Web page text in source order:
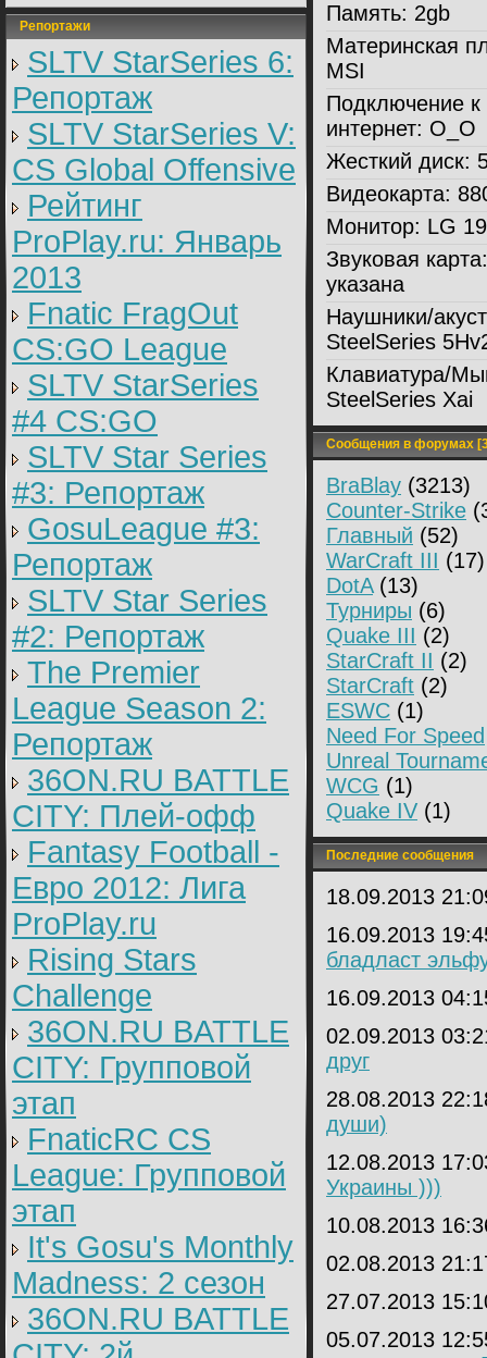
Репортажи
SLTV StarSeries 6:
Репортаж
SLTV StarSeries V:
CS Global Offensive
Рейтинг
ProPlay.ru: Январь
2013
Fnatic FragOut
CS:GO League
SLTV StarSeries
#4 CS:GO
SLTV Star Series
#3: Репортаж
GosuLeague #3:
Репортаж
SLTV Star Series
#2: Репортаж
The Premier
League Season 2:
Репортаж
36ON.RU BATTLE
CITY: Плей-офф
Fantasy Football -
Евро 2012: Лига
ProPlay.ru
Rising Stars
Challenge
36ON.RU BATTLE
CITY: Групповой
этап
FnaticRC CS
League: Групповой
этап
It's Gosu's Monthly
Madness: 2 сезон
36ON.RU BATTLE
Память: 2gb
Материнская
MSI
Подключение к
интернет: O_O
Жесткий диск:
Видеокарта:
Монитор: LG
Звуковая карта:
указана
Наушники/
SteelSeries
Клавиатура/
SteelSeries Xai
Сообщения в форумах
BraBlay (3213)
Counter-Strike
Главный (52)
WarCraft III (17)
DotA(13)
Турниры (6)
Quake III (2)
StarCraft II (2)
StarCraft (2)
ESWC (1)
Need For Speed
Unreal
WCG (1)
Quake IV (1)
Последние сообщения
18.09.2013
16.09.2013
бладласт
16.09.2013
02.09.2013
друг
28.08.2013
души)
12.08.2013
Украины )))
10.08.2013
02.08.2013
27.07.2013
05.07.2013